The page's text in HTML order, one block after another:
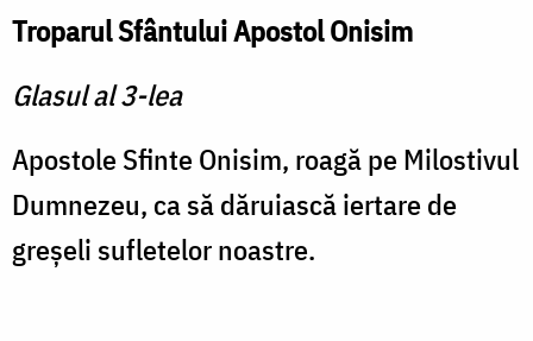
Troparul Sfântului Apostol Onisim
Glasul al 3-lea
Apostole Sfinte Onisim, roagă pe Milostivul
Dumnezeu, ca să dăruiască iertare de
greşeli sufletelor noastre.